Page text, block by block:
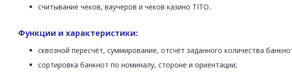
считывание чеков, ваучеров и чеков казино TITO..
Функции и характеристики:
сквозной пересчёт, суммирование, отсчёт заданного количества
сортировка банкнот по номиналу, стороне и ориентации;